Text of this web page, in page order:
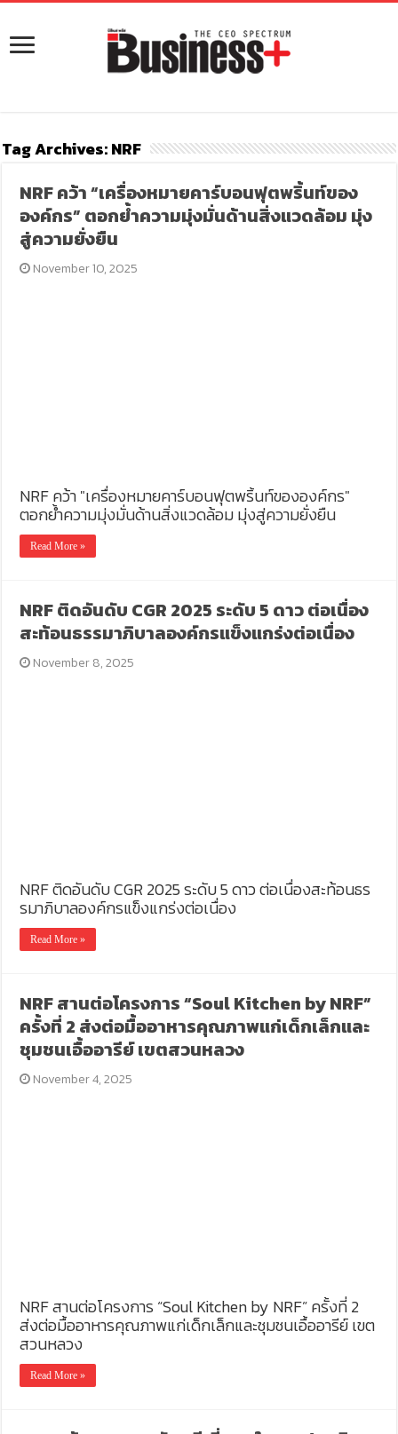
Tag Archives:NRF
NRF คว้า “เครื่องหมายคาร์บอนฟุตพริ้นท์ของ
องค์กร” ตอกย้ำความมุ่งมั่นด้านสิ่งแวดล้อม มุ่ง
สู่ความยั่งยืน
November 10, 2025
NRF คว้า "เครื่องหมายคาร์บอนฟุตพริ้นท์ขององค์กร"
ตอกย้ำความมุ่งมั่นด้านสิ่งแวดล้อม มุ่งสู่ความยั่งยืน
Read More »
NRF ติดอันดับ CGR 2025 ระดับ 5 ดาว ต่อเนื่อง
สะท้อนธรรมาภิบาลองค์กรแข็งแกร่งต่อเนื่อง
November 8, 2025
NRF ติดอันดับ CGR 2025 ระดับ 5 ดาว ต่อเนื่องสะท้อนธร
รมาภิบาลองค์กรแข็งแกร่งต่อเนื่อง
Read More »
NRF สานต่อโครงการ “Soul Kitchen by NRF”
ครั้งที่ 2 ส่งต่อมื้ออาหารคุณภาพแก่เด็กเล็กและ
ชุมชนเอื้ออารีย์ เขตสวนหลวง
November 4, 2025
NRF สานต่อโครงการ “Soul Kitchen by NRF” ครั้งที่ 2
ส่งต่อมื้ออาหารคุณภาพแก่เด็กเล็กและชุมชนเอื้ออารีย์ เขต
สวนหลวง
Read More »